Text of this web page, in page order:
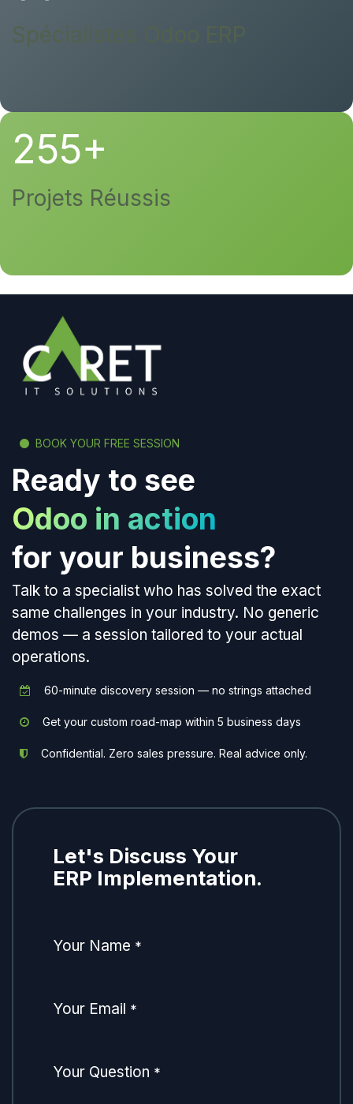
Spécialistes Odoo ERP
255+
Projets Réussis
BOOK YOUR FREE SESSION
Ready to see
Odoo in action
for your business?
Talk to a specialist who has solved the exact
same challenges in your industry. No generic
demos — a session tailored to your actual
operations.
60-minute discovery session — no strings attached
Get your custom road-map within 5 business days
Confidential. Zero sales pressure. Real advice only.
Let's Discuss Your
ERP Implementation.
Your Name *
Your Email *
Your Question *